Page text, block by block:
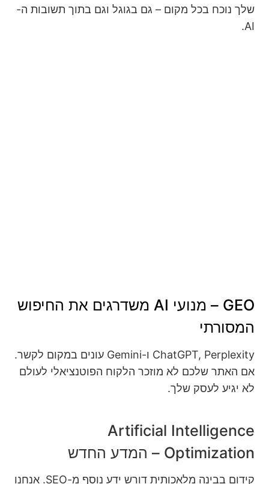
שלך נוכח בכל מקום – גם בגוגל וגם בתוך תשובות ה-
AI.
GEO – מנועי AI משדרגים את החיפוש
המסורתי
ChatGPT, Perplexity ו-Gemini עונים במקום לקשר.
אם האתר שלכם לא מוזכר הלקוח הפוטנציאלי לעולם
לא יגיע לעסק שלך.
Artificial Intelligence
Optimization – המדע החדש
קידום בבינה מלאכותית דורש ידע נוסף מ-SEO. אנחנו